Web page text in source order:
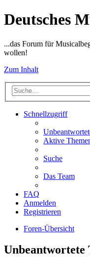
Deutsches
...das Forum für
wollen!
Zum Inhalt
Schnellzugriff
Aktive
Suche
Das Team
FAQ
Anmelden
Registrieren
Foren-Übersicht
Unbeantwortete